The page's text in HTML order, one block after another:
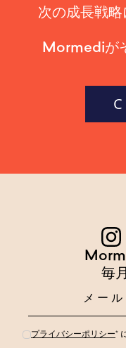
次の成長戦略
Mormediが
毎
プライバシーポリシー*